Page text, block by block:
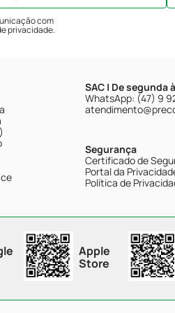
com
privacidade.
SAC | De segunda
WhatsApp: (47) 9
Segurança
Certificado de
Portal da
Política de
Apple
Store